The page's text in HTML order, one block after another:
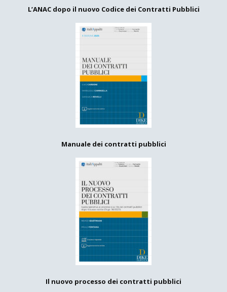
L’ANAC dopo il nuovo Codice dei Contratti Pubblici
Manuale dei contratti pubblici
Il nuovo processo dei contratti pubblici